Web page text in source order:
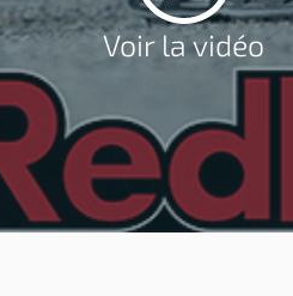
Voir la vidéo